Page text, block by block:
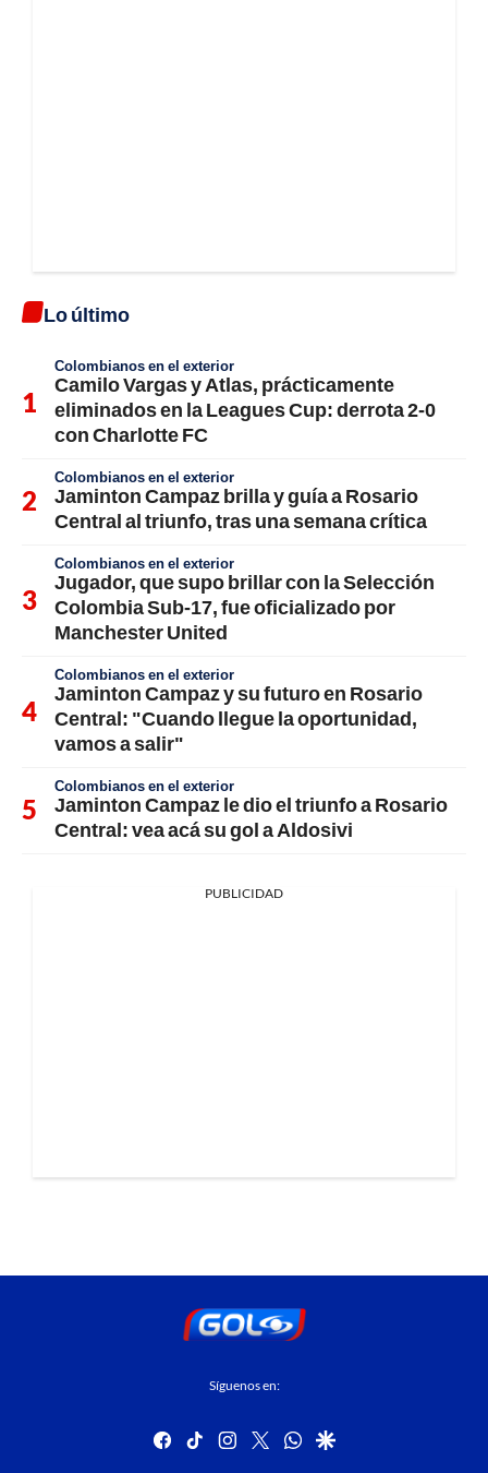
Lo último
Colombianos en el exterior
Camilo Vargas y Atlas, prácticamente
eliminados en la Leagues Cup: derrota 2-0
con Charlotte FC
Colombianos en el exterior
Jaminton Campaz brilla y guía a Rosario
Central al triunfo, tras una semana crítica
Colombianos en el exterior
Jugador, que supo brillar con la Selección
Colombia Sub-17, fue oficializado por
Manchester United
Colombianos en el exterior
Jaminton Campaz y su futuro en Rosario
Central: "Cuando llegue la oportunidad,
vamos a salir"
Colombianos en el exterior
Jaminton Campaz le dio el triunfo a Rosario
Central: vea acá su gol a Aldosivi
PUBLICIDAD
Síguenos en:
facebook
tiktok instagram
twitterwhatsapp
google